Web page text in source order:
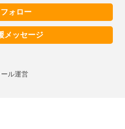
フォロー
メッセージ
ル運営